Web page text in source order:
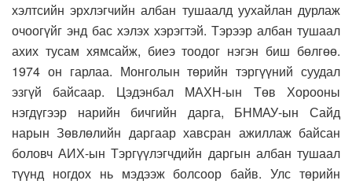
хэлтсийн эрхлэгчийн албан тушаалд уухайлан дурлаж
очоогүйг энд бас хэлэх хэрэгтэй. Тэрээр албан тушаал
ахих тусам хямсайж, биеэ тоодог нэгэн биш бөлгөө.
1974 он гарлаа. Монголын төрийн тэргүүний суудал
эзгүй байсаар. Цэдэнбал МАХН-ын Төв Хорооны
нэгдүгээр нарийн бичгийн дарга, БНМАУ-ын Сайд
нарын Зөвлөлийн даргаар хавсран ажиллаж байсан
боловч АИХ-ын Тэргүүлэгчдийн даргын албан тушаал
түүнд ногдох нь мэдээж болсоор байв. Улс төрийн